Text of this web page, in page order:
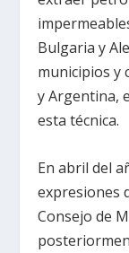
Bulgaria y
municipios y
y Argentina,
esta técnica.
En abril del
expresiones
Consejo de